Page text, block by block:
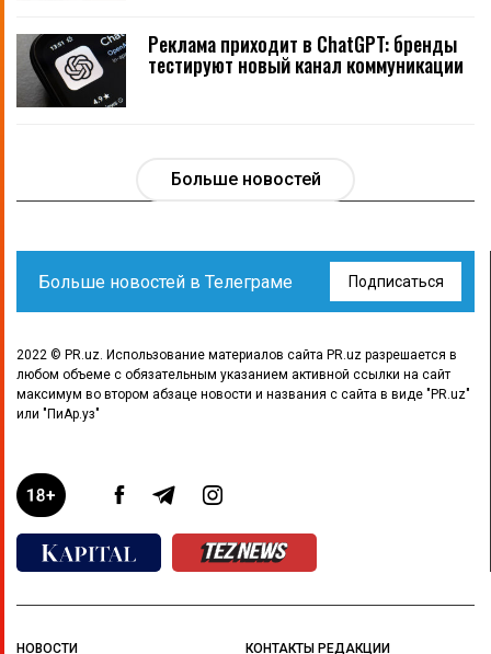
Реклама приходит в ChatGPT: бренды
тестируют новый канал коммуникации
Больше новостей
Больше новостей в Телеграме Подписаться
2022 © PR.uz. Использование материалов сайта PR.uz разрешается в
любом объеме с обязательным указанием активной ссылки на сайт
максимум во втором абзаце новости и названия с сайта в виде "PR.uz"
или "ПиАр.уз"
НОВОСТИ КОНТАКТЫ РЕДАКЦИИ